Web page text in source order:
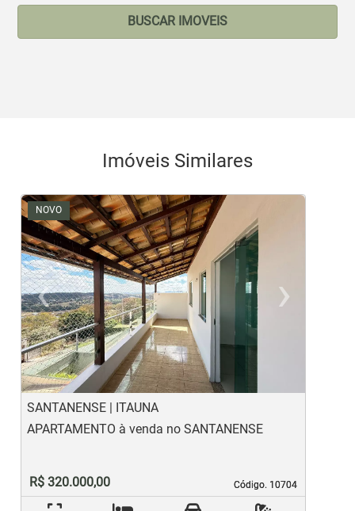
BUSCAR IMOVEIS
Imóveis Similares
NOVO
‹
Previous
›
SANTANENSE | ITAUNA
Código. 10704
Código. 10704
APARTAMENTO à venda no SANTANENSE
R$ 320.000,00